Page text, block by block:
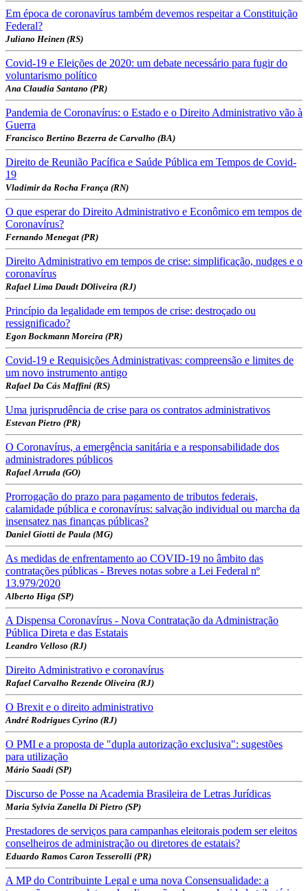
Em época de coronavírus também devemos respeitar a Constituição
Federal?
Juliano Heinen (RS)
Covid-19 e Eleições de 2020: um debate necessário para fugir do
voluntarismo político
Ana Claudia Santano (PR)
Pandemia de Coronavírus: o Estado e o Direito Administrativo vão à
Guerra
Francisco Bertino Bezerra de Carvalho (BA)
Direito de Reunião Pacífica e Saúde Pública em Tempos de Covid-
19
Vladimir da Rocha França (RN)
O que esperar do Direito Administrativo e Econômico em tempos de
Coronavírus?
Fernando Menegat (PR)
Direito Administrativo em tempos de crise: simplificação, nudges e o
coronavírus
Rafael Lima Daudt DOliveira (RJ)
Princípio da legalidade em tempos de crise: destroçado ou
ressignificado?
Egon Bockmann Moreira (PR)
Covid-19 e Requisições Administrativas: compreensão e limites de
um novo instrumento antigo
Rafael Da Cás Maffini (RS)
Uma jurisprudência de crise para os contratos administrativos
Estevan Pietro (PR)
O Coronavírus, a emergência sanitária e a responsabilidade dos
administradores públicos
Rafael Arruda (GO)
Prorrogação do prazo para pagamento de tributos federais,
calamidade pública e coronavírus: salvação individual ou marcha da
insensatez nas finanças públicas?
Daniel Giotti de Paula (MG)
As medidas de enfrentamento ao COVID-19 no âmbito das
contratações públicas - Breves notas sobre a Lei Federal nº
13.979/2020
Alberto Higa (SP)
A Dispensa Coronavírus - Nova Contratação da Administração
Pública Direta e das Estatais
Leandro Velloso (RJ)
Direito Administrativo e coronavírus
Rafael Carvalho Rezende Oliveira (RJ)
O Brexit e o direito administrativo
André Rodrigues Cyrino (RJ)
O PMI e a proposta de "dupla autorização exclusiva": sugestões
para utilização
Mário Saadi (SP)
Discurso de Posse na Academia Brasileira de Letras Jurídicas
Maria Sylvia Zanella Di Pietro (SP)
Prestadores de serviços para campanhas eleitorais podem ser eleitos
conselheiros de administração ou diretores de estatais?
Eduardo Ramos Caron Tesserolli (PR)
A MP do Contribuinte Legal e uma nova Consensualidade: a